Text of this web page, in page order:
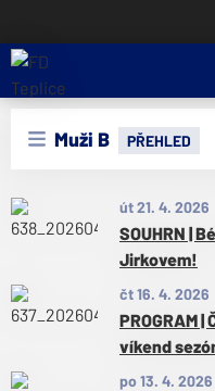
FD Teplice
Muži B PŘEHLED
út 21. 4. 2026
SOUHRN |
Jirkovem!
čt 16. 4. 2026
PROGRAM
víkend
po 13. 4. 2026